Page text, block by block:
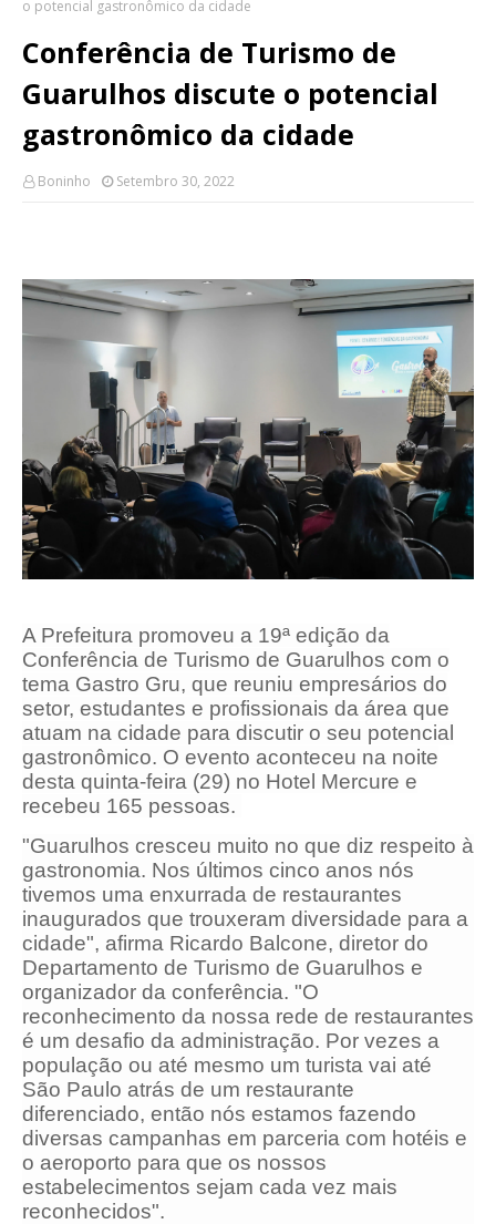
o potencial gastronômico da cidade
Conferência de Turismo de
Guarulhos discute o potencial
gastronômico da cidade
Boninho Setembro 30, 2022
A Prefeitura promoveu a 19ª edição da
Conferência de Turismo de Guarulhos com o
tema Gastro Gru, que reuniu empresários do
setor, estudantes e profissionais da área que
atuam na cidade para discutir o seu potencial
gastronômico. O evento aconteceu na noite
desta quinta-feira (29) no Hotel Mercure e
recebeu 165 pessoas.
"Guarulhos cresceu muito no que diz respeito à
gastronomia. Nos últimos cinco anos nós
tivemos uma enxurrada de restaurantes
inaugurados que trouxeram diversidade para a
cidade", afirma Ricardo Balcone, diretor do
Departamento de Turismo de Guarulhos e
organizador da conferência. "O
reconhecimento da nossa rede de restaurantes
é um desafio da administração. Por vezes a
população ou até mesmo um turista vai até
São Paulo atrás de um restaurante
diferenciado, então nós estamos fazendo
diversas campanhas em parceria com hotéis e
o aeroporto para que os nossos
estabelecimentos sejam cada vez mais
reconhecidos".